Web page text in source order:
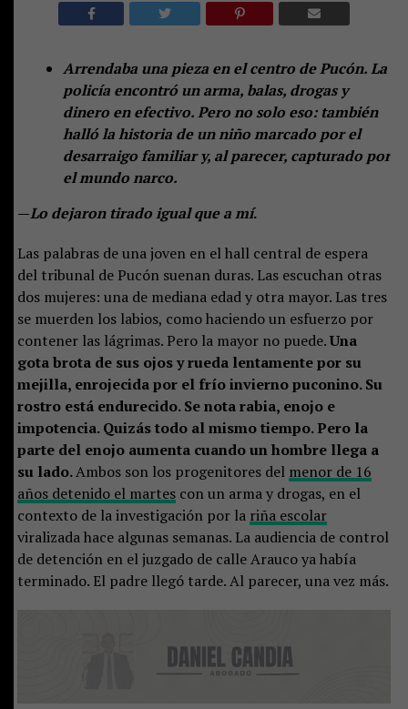
Arrendaba una pieza en el centro de Pucón. La
policía encontró un arma, balas, drogas y
dinero en efectivo. Pero no solo eso: también
halló la historia de un niño marcado por el
desarraigo familiar y, al parecer, capturado por
el mundo narco.
—Lo dejaron tirado igual que a mí.
Las palabras de una joven en el hall central de espera
del tribunal de Pucón suenan duras. Las escuchan otras
dos mujeres: una de mediana edad y otra mayor. Las tres
se muerden los labios, como haciendo un esfuerzo por
contener las lágrimas. Pero la mayor no puede.Una
gota brota de sus ojos y rueda lentamente por su
mejilla, enrojecida por el frío invierno puconino. Su
rostro está endurecido. Se nota rabia, enojo e
impotencia. Quizás todo al mismo tiempo. Pero la
parte del enojo aumenta cuando un hombre llega a
su lado.Ambos son los progenitores del menor de 16
años detenido el martescon un arma y drogas, en el
contexto de la investigación por la riña escolar
viralizada hace algunas semanas. La audiencia de control
de detención en el juzgado de calle Arauco ya había
terminado. El padre llegó tarde. Al parecer, una vez más.